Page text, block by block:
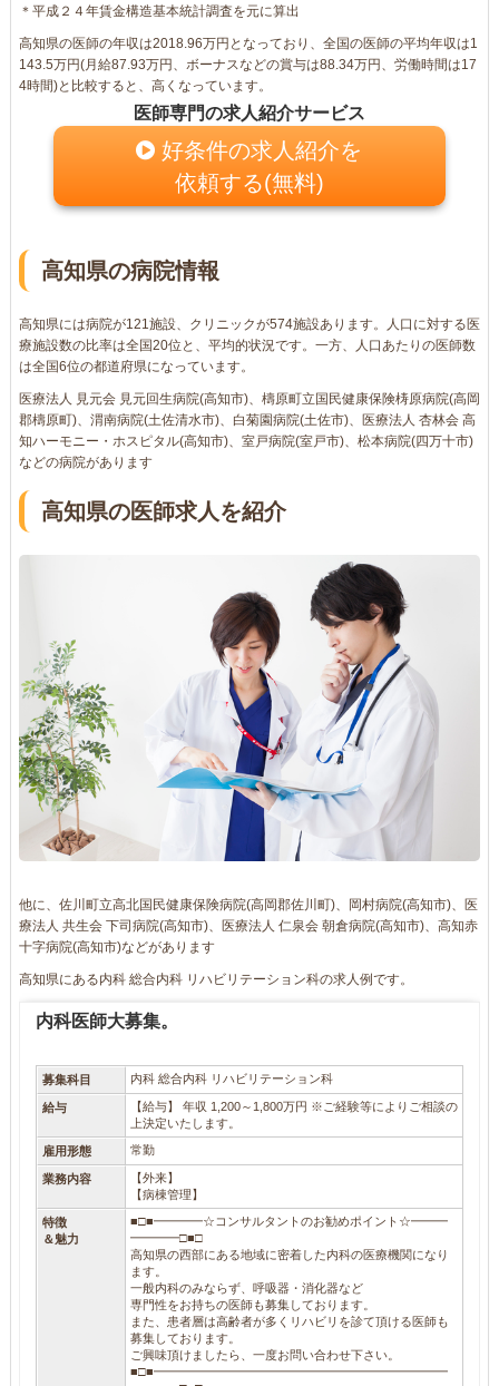
＊平成２４年賃金構造基本統計調査を元に算出
高知県の医師の年収は2018.96万円となっており、全国の医師の平均年収は1
143.5万円(月給87.93万円、ボーナスなどの賞与は88.34万円、労働時間は17
4時間)と比較すると、高くなっています。
医師専門の求人紹介サービス
好条件の求人紹介を
依頼する(無料)
高知県の病院情報
高知県には病院が121施設、クリニックが574施設あります。人口に対する医
療施設数の比率は全国20位と、平均的状況です。一方、人口あたりの医師数
は全国6位の都道府県になっています。
医療法人 見元会 見元回生病院(高知市)、檮原町立国民健康保険梼原病院(高岡
郡檮原町)、渭南病院(土佐清水市)、白菊園病院(土佐市)、医療法人 杏林会 高
知ハーモニー・ホスピタル(高知市)、室戸病院(室戸市)、松本病院(四万十市)
などの病院があります
高知県の医師求人を紹介
他に、佐川町立高北国民健康保険病院(高岡郡佐川町)、岡村病院(高知市)、医
療法人 共生会 下司病院(高知市)、医療法人 仁泉会 朝倉病院(高知市)、高知赤
十字病院(高知市)などがあります
高知県にある内科 総合内科 リハビリテーション科の求人例です。
内科医師大募集。
募集科目 内科 総合内科 リハビリテーション科
給与
【給与】 年収 1,200～1,800万円 ※ご経験等によりご相談の
上決定いたします。
雇用形態 常勤
業務内容
【外来】
【病棟管理】
特徴
＆魅力
■□■━━━━☆コンサルタントのお勧めポイント☆━━━
━━━━□■□
高知県の西部にある地域に密着した内科の医療機関になり
ます。
一般内科のみならず、呼吸器・消化器など
専門性をお持ちの医師も募集しております。
また、患者層は高齢者が多くリハビリを診て頂ける医師も
募集しております。
ご興味頂けましたら、一度お問い合わせ下さい。
■□■━━━━━━━━━━━━━━━━━━━━━━━━